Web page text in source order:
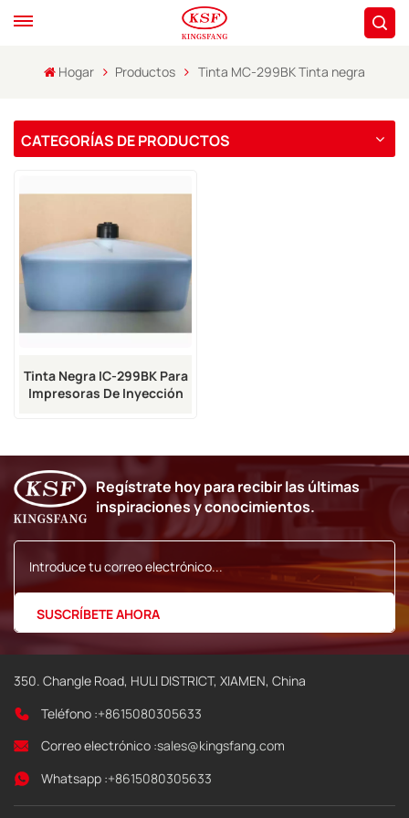
Hogar Productos Tinta MC-299BK Tinta negra
CATEGORÍAS DE PRODUCTOS
Tinta Negra IC-299BK Para
Impresoras De Inyección
Regístrate hoy para recibir las últimas
inspiraciones y conocimientos.
350. Changle Road, HULI DISTRICT, XIAMEN, China
Teléfono :+8615080305633
Correo electrónico :sales@kingsfang.com
Whatsapp :+8615080305633